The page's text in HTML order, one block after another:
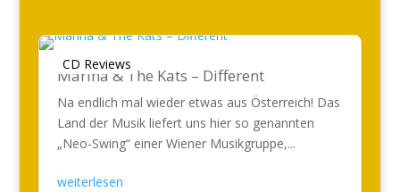
CD Reviews
Marina & The Kats – Different
Na endlich mal wieder etwas aus Österreich! Das
Land der Musik liefert uns hier so genannten
„Neo-Swing“ einer Wiener Musikgruppe,...
weiterlesen